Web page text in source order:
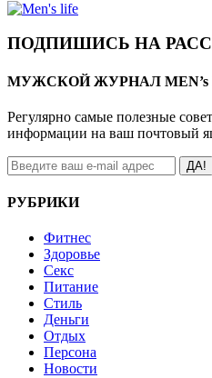
ПОДПИШИСЬ НА
МУЖСКОЙ ЖУРНАЛ MEN’s
Регулярно самые полезные
информации на ваш почтовый
ДА!
РУБРИКИ
Фитнес
Здоровье
Секс
Питание
Стиль
Деньги
Отдых
Персона
Новости